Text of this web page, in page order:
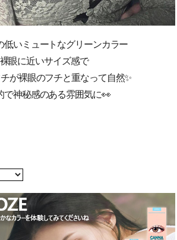
低いミュートなグリーンカラー
裸眼に近いサイズ感で
が裸眼のフチと重なって自然✨
で神秘感のある雰囲気に👀